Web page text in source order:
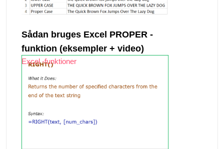
Sådan bruges Excel PROPER -
funktion (eksempler + video)
Excel -funktioner